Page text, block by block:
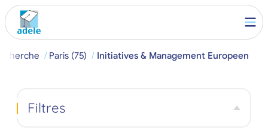
Paris (75) Initiatives & Management Europeen
Filtres